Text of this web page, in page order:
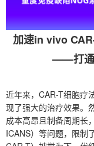
加速in vivo
——打通
近年来，CAR-T细胞疗
现了强大的治疗效果。
成本高昂且制备周期长
ICANS）等问题，限制